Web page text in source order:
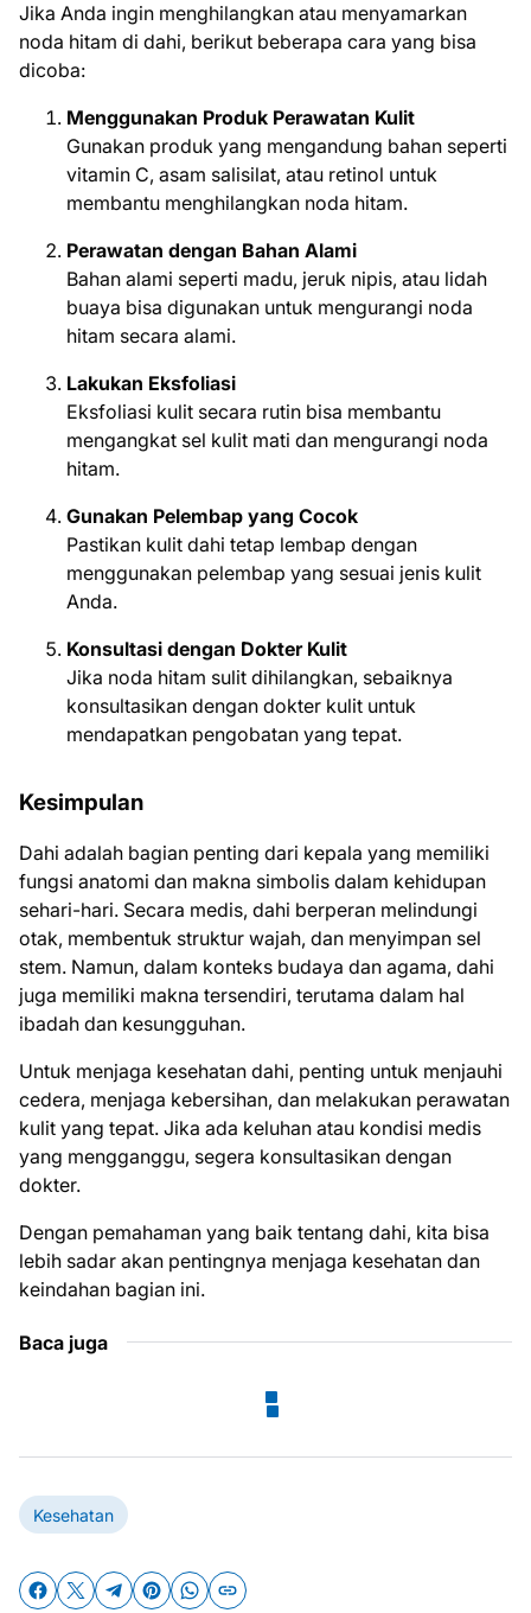
Jika Anda ingin menghilangkan atau menyamarkan
noda hitam di dahi, berikut beberapa cara yang bisa
dicoba:
Menggunakan Produk Perawatan Kulit
Gunakan produk yang mengandung bahan seperti
vitamin C, asam salisilat, atau retinol untuk
membantu menghilangkan noda hitam.
Perawatan dengan Bahan Alami
Bahan alami seperti madu, jeruk nipis, atau lidah
buaya bisa digunakan untuk mengurangi noda
hitam secara alami.
Lakukan Eksfoliasi
Eksfoliasi kulit secara rutin bisa membantu
mengangkat sel kulit mati dan mengurangi noda
hitam.
Gunakan Pelembap yang Cocok
Pastikan kulit dahi tetap lembap dengan
menggunakan pelembap yang sesuai jenis kulit
Anda.
Konsultasi dengan Dokter Kulit
Jika noda hitam sulit dihilangkan, sebaiknya
konsultasikan dengan dokter kulit untuk
mendapatkan pengobatan yang tepat.
Kesimpulan
Dahi adalah bagian penting dari kepala yang memiliki
fungsi anatomi dan makna simbolis dalam kehidupan
sehari-hari. Secara medis, dahi berperan melindungi
otak, membentuk struktur wajah, dan menyimpan sel
stem. Namun, dalam konteks budaya dan agama, dahi
juga memiliki makna tersendiri, terutama dalam hal
ibadah dan kesungguhan.
Untuk menjaga kesehatan dahi, penting untuk menjauhi
cedera, menjaga kebersihan, dan melakukan perawatan
kulit yang tepat. Jika ada keluhan atau kondisi medis
yang mengganggu, segera konsultasikan dengan
dokter.
Dengan pemahaman yang baik tentang dahi, kita bisa
lebih sadar akan pentingnya menjaga kesehatan dan
keindahan bagian ini.
Baca juga
Kesehatan